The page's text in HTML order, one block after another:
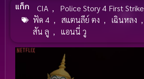
แท็ก CIA , Police Story 4 First Strike
ฟัด 4 , สแตนลีย์ ตง , เฉินหลง ,
สัน ลู , แอนนี่ วู